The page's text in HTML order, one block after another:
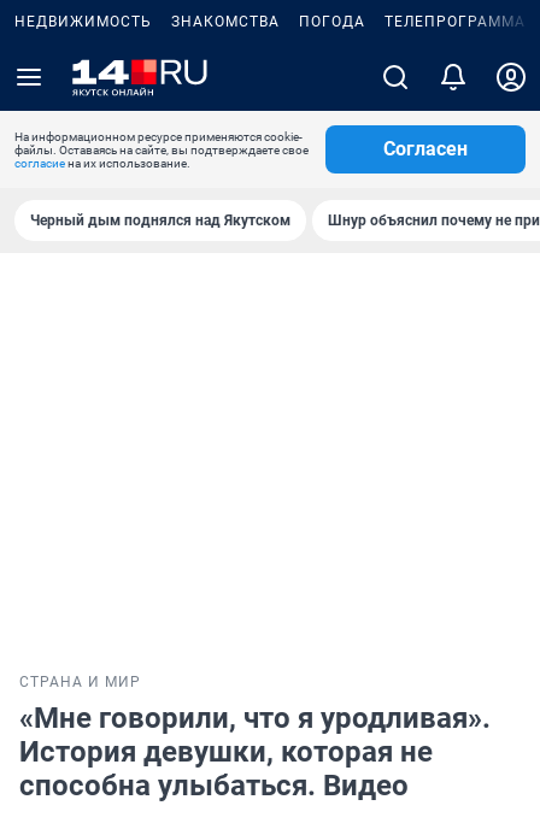
НЕДВИЖИМОСТЬ ЗНАКОМСТВА ПОГОДА ТЕЛЕПРОГРАММА
На информационном ресурсе применяются cookie-
файлы. Оставаясь на сайте, вы подтверждаете свое
согласиена их использование.
Согласен
Черный дым поднялся над Якутском Шнур объяснил почему не
СТРАНА И МИР
«Мне говорили, что я уродливая».
История девушки, которая не
способна улыбаться. Видео